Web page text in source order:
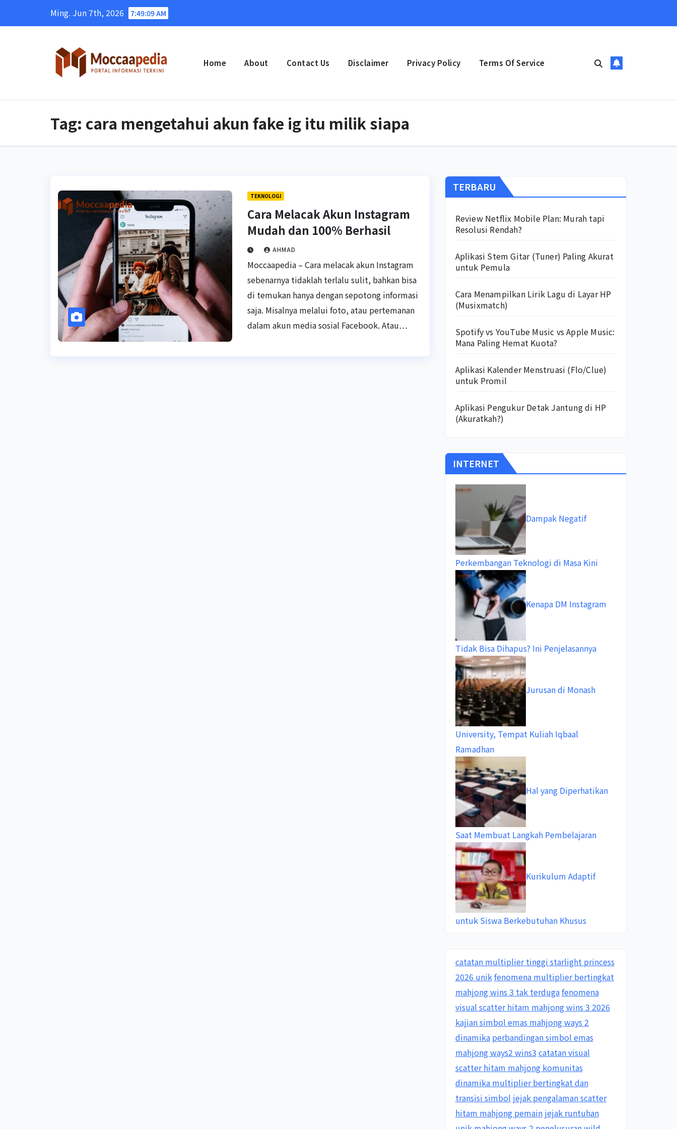
Ming. Jun 7th, 2026 7:49:10 AM
Home About Contact Us Disclaimer Privacy Policy Terms Of Service
Tag: cara mengetahui akun fake ig itu milik siapa
TEKNOLOGI
Cara Melacak Akun Instagram
Mudah dan 100% Berhasil
AHMAD
Moccaapedia – Cara melacak akun Instagram
sebenarnya tidaklah terlalu sulit, bahkan bisa
di temukan hanya dengan sepotong informasi
saja. Misalnya melalui foto, atau pertemanan
dalam akun media sosial Facebook. Atau…
TERBARU
Review Netflix Mobile Plan: Murah tapi
Resolusi Rendah?
Aplikasi Stem Gitar (Tuner) Paling Akurat
untuk Pemula
Cara Menampilkan Lirik Lagu di Layar HP
(Musixmatch)
Spotify vs YouTube Music vs Apple Music:
Mana Paling Hemat Kuota?
Aplikasi Kalender Menstruasi (Flo/Clue)
untuk Promil
Aplikasi Pengukur Detak Jantung di HP
(Akuratkah?)
INTERNET
Dampak Negatif
Perkembangan Teknologi di Masa Kini
Kenapa DM Instagram
Tidak Bisa Dihapus? Ini Penjelasannya
Jurusan di Monash
University, Tempat Kuliah Iqbaal
Ramadhan
Hal yang Diperhatikan
Saat Membuat Langkah Pembelajaran
Kurikulum Adaptif
untuk Siswa Berkebutuhan Khusus
catatan multiplier tinggi starlight princess
2026 unikfenomena multiplier bertingkat
mahjong wins 3 tak terdugafenomena
visual scatter hitam mahjong wins 3 2026
kajian simbol emas mahjong ways 2
dinamika perbandingan simbol emas
mahjong ways2 wins3 catatan visual
scatter hitam mahjong komunitas
dinamika multiplier bertingkat dan
transisi simbol jejak pengalaman scatter
hitam mahjong pemain jejak runtuhan